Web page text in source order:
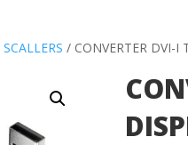
/ CONVERTER DVI-I